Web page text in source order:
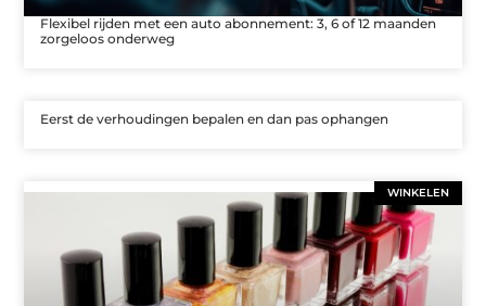
Flexibel rijden met een auto abonnement: 3, 6 of 12 maanden
zorgeloos onderweg
Eerst de verhoudingen bepalen en dan pas ophangen
WINKELEN